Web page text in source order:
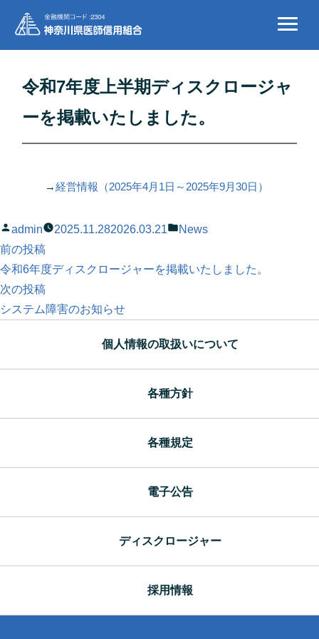
令和7年度上半期ディスクロージャ
ーを掲載いたしました。
→経営情報（2025年4月1日～2025年9月30日）
投
稿
者:
admin 2025.11.282026.03.21
カ
ゴ
News
投
稿
ナ
ョ
前の投稿前
の
投
稿:
令和6年度ディスクロージャーを掲載いたしました。
次の投稿次
の
システム障害のお知らせ
個人情報の取扱いについて
各種方針
各種規定
電子公告
ディスクロージャー
採用情報